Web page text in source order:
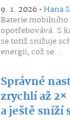
9. 1. 2026 •Hana
Baterie
opotřebovává. S
se totiž snižuje
energii, což se...
Správné
zrychlí až
a ještě sníží